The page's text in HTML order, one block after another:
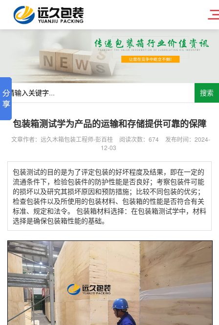
搜索
包装箱测试学为产品的运输和存储提供可靠的保障
文章作者：远久木箱包装工程师-彭百桂 阅读次数： 674
发布时间：2024-
12-03
包装测试的目的是为了评定包装的好坏程度及结果，即在一定的
流通条件下，检验包装件的防护性能是否良好；考察包装件可能
的损坏以及研究其损坏原因和预防措施；比较不同包装的优劣；
检查包装件以及所使用的包装材料、包装箱的性能是否符合有关
标准、规定和法令。 包装箱材料选择：在包装箱测试学中，材料
选择是确保包装箱性能的基础。